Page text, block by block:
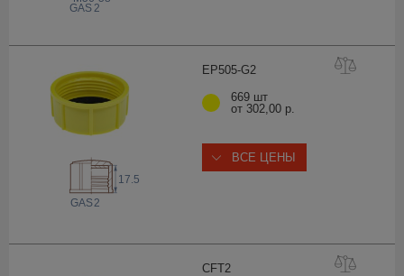
GAS 2
EP505-G2
17.5
GAS 2
669 шт
от 302,00 р.
ВСЕ ЦЕНЫ
CFT2